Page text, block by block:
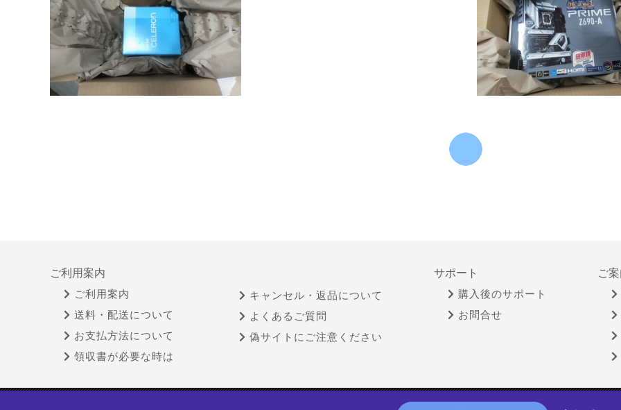
ご利用案内
ご利用案内
送料・配送について
お支払方法について
領収書が必要な時は
キャンセル・返品について
よくあるご質問
偽サイトにご注意ください
サポート
購入後のサポート
お問合せ
ご
サイトポリシー